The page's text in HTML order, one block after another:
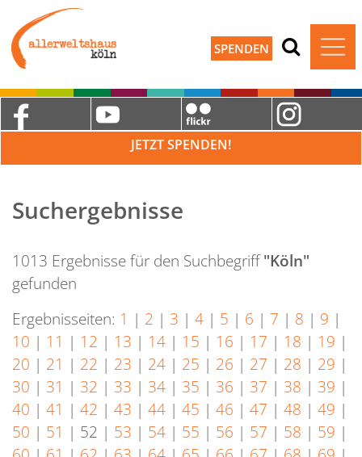
SPENDEN
JETZT SPENDEN!
Suchergebnisse
1013 Ergebnisse für den Suchbegriff"Köln"
gefunden
Ergebnisseiten: 1 | 2 | 3 | 4 | 5 | 6 | 7 | 8 | 9 |
10 | 11 | 12 | 13 | 14 | 15 | 16 | 17 | 18 | 19 |
20 | 21 | 22 | 23 | 24 | 25 | 26 | 27 | 28 | 29 |
30 | 31 | 32 | 33 | 34 | 35 | 36 | 37 | 38 | 39 |
40 | 41 | 42 | 43 | 44 | 45 | 46 | 47 | 48 | 49 |
50 | 51 | 52 | 53 | 54 | 55 | 56 | 57 | 58 | 59 |